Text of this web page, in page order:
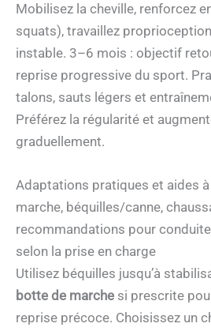
Mobilisez la cheville, renforcez
squats), travaillez
instable. 3–6 mois : objectif
reprise progressive du sport.
talons, sauts légers et
Préférez la régularité et
graduellement.
Adaptations pratiques et aides
marche, béquilles/canne,
recommandations pour
selon la prise en charge
Utilisez béquilles jusqu’à
botte de marche si prescrite
reprise précoce. Choisissez un